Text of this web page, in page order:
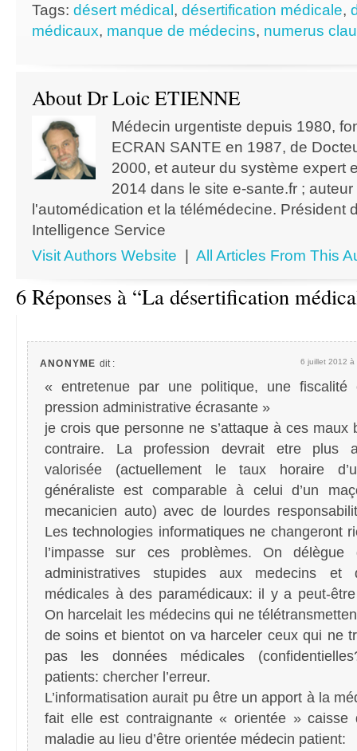
Tags: désert médical, désertification médicale,
médicaux, manque de médecins, numerus
About Dr Loic ETIENNE
Médecin urgentiste depuis 1980,
ECRAN SANTE en 1987, de
2000, et auteur du système expert
2014 dans le site e-sante.fr ;
l'automédication et la télémédecine. Président
Intelligence Service
Visit Authors Website | All Articles From This
6 Réponses à “La désertification
ANONYME dit : 6 juillet 2012 à
« entretenue par une politique, une fiscalité
pression administrative écrasante »
je crois que personne ne s’attaque à ces maux
contraire. La profession devrait etre plus
valorisée (actuellement le taux horaire
généraliste est comparable à celui d’un
mecanicien auto) avec de lourdes
Les technologies informatiques ne changeront
l’impasse sur ces problèmes. On délègue
administratives stupides aux medecins et
médicales à des paramédicaux: il y a peut-
On harcelait les médecins qui ne
de soins et bientot on va harceler ceux qui ne
pas les données médicales
patients: chercher l’erreur.
L’informatisation aurait pu être un apport à la
fait elle est contraignante « orientée » caisse
maladie au lieu d’être orientée médecin patient: